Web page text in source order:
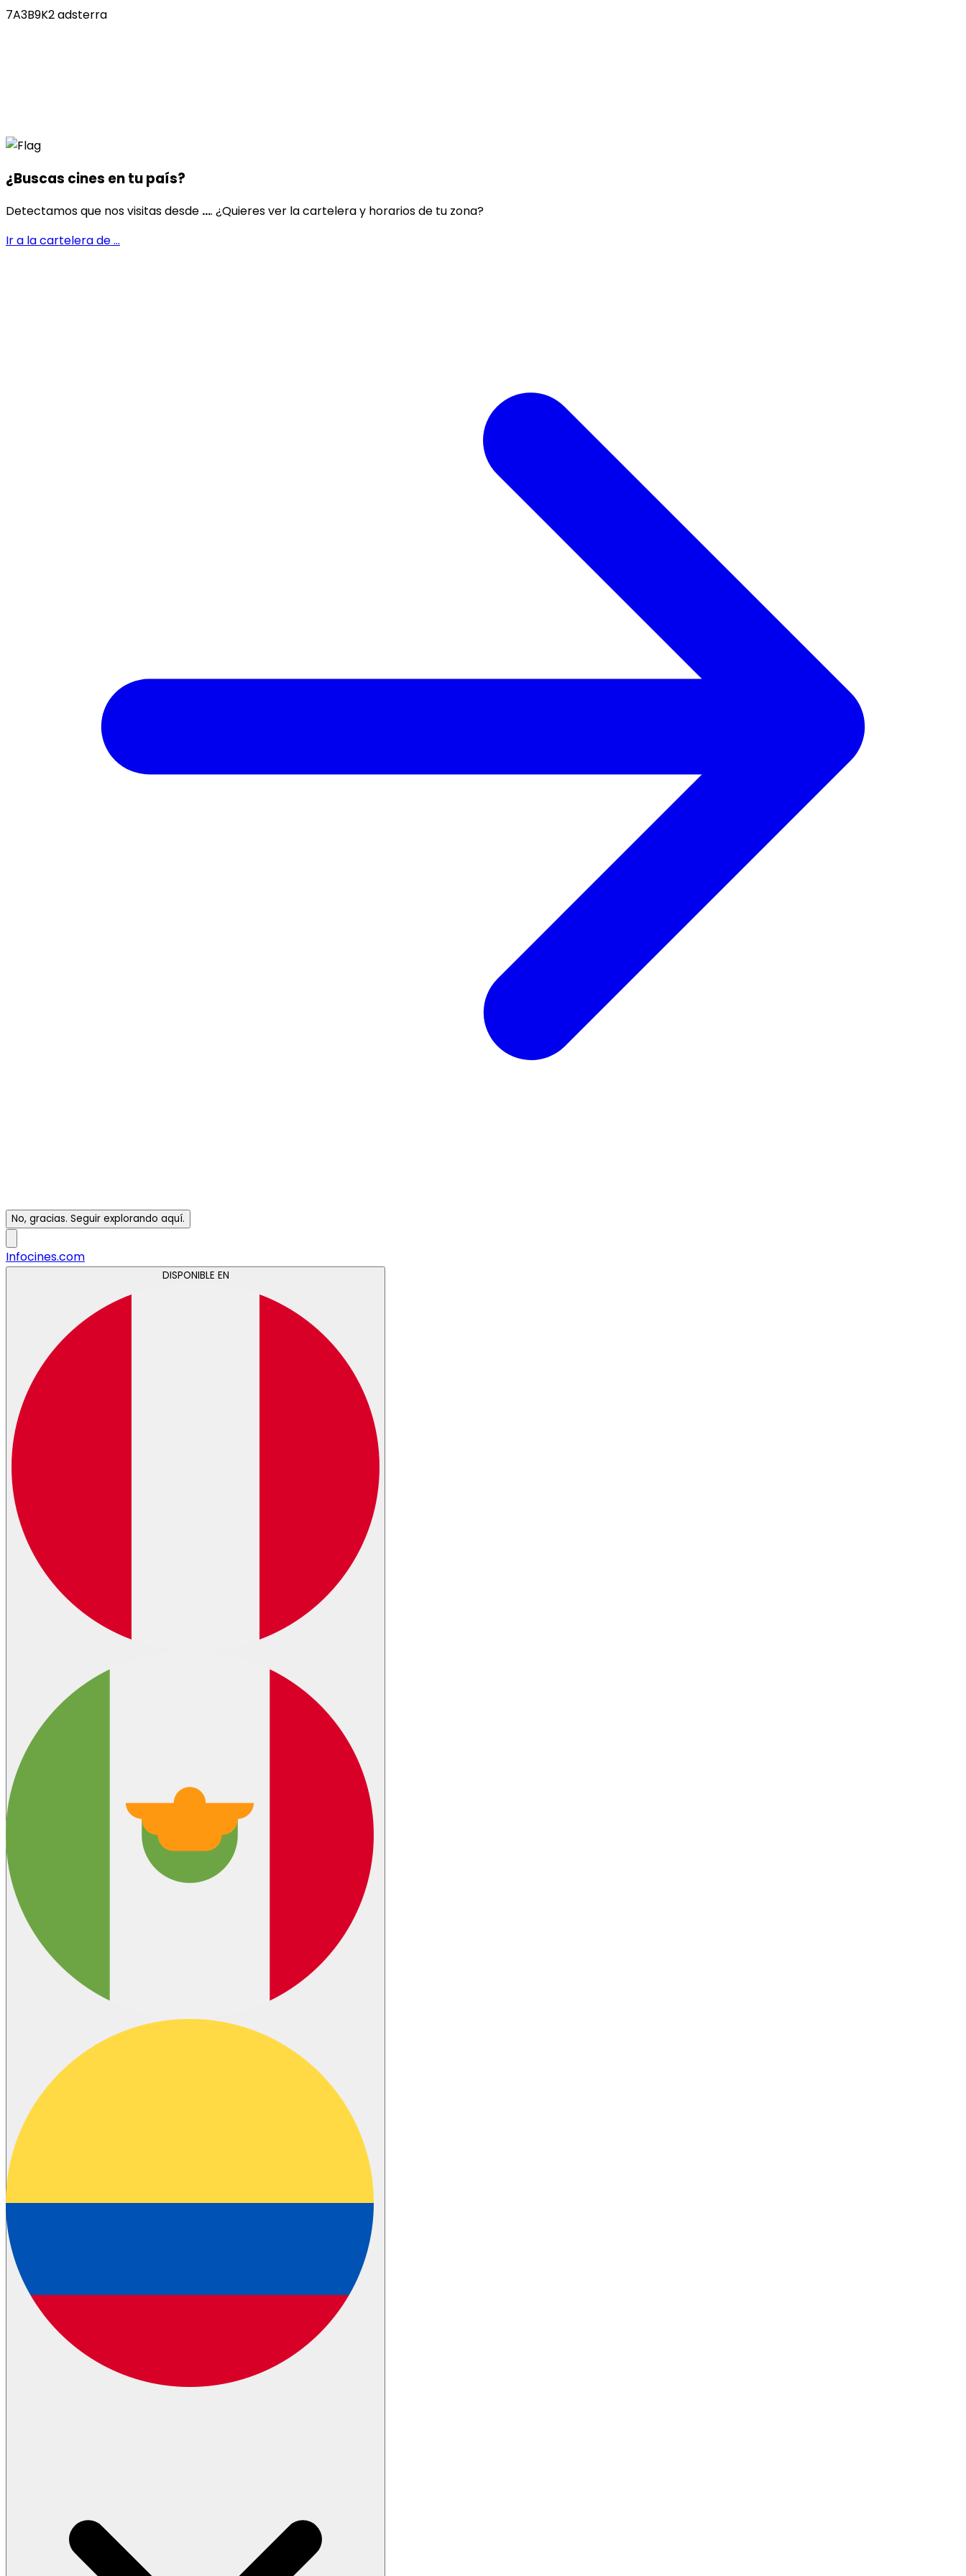
7A3B9K2 adsterra
¿Buscas cines entu país?
Detectamos que nos visitas desde .... ¿Quieres ver la cartelera y horarios de tu zona?
Ir a la cartelera de...
No, gracias. Seguir explorando aquí.
Infocines.com
DISPONIBLE EN